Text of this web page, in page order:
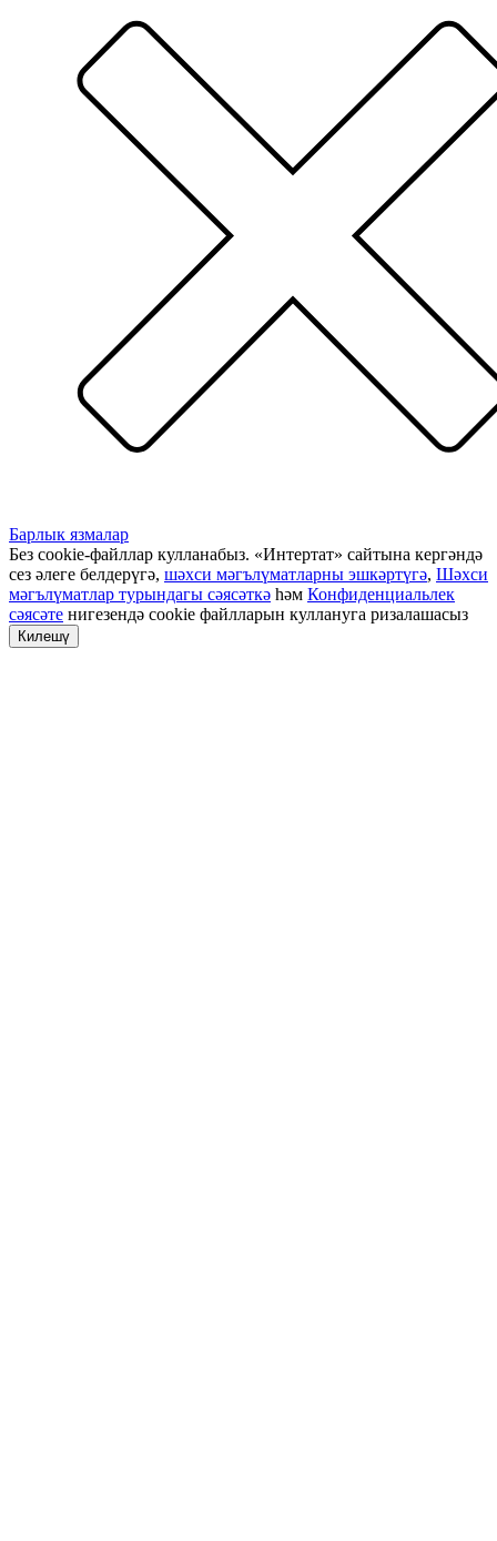
Барлык язмалар
Без cookie-файллар кулланабыз. «Интертат» сайтына кергәндә
сез әлеге белдерүгә, шәхси мәгълүматларны эшкәртүгә, Шәхси
мәгълүматлар турындагы сәясәткә һәм Конфиденциальлек
сәясәте нигезендә cookie файлларын куллануга ризалашасыз
Килешү